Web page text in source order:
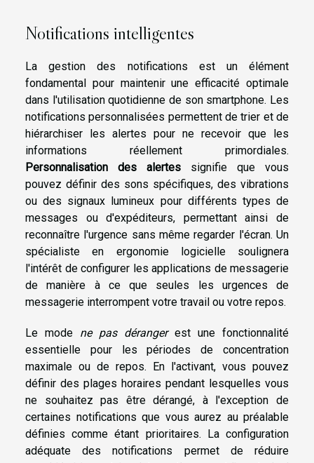
Notifications intelligentes
La gestion des notifications est un élément
fondamental pour maintenir une efficacité optimale
dans l'utilisation quotidienne de son smartphone. Les
notifications personnalisées permettent de trier et de
hiérarchiser les alertes pour ne recevoir que les
informations réellement primordiales.
Personnalisation des alertes signifie que vous
pouvez définir des sons spécifiques, des vibrations
ou des signaux lumineux pour différents types de
messages ou d'expéditeurs, permettant ainsi de
reconnaître l'urgence sans même regarder l'écran. Un
spécialiste en ergonomie logicielle soulignera
l'intérêt de configurer les applications de messagerie
de manière à ce que seules les urgences de
messagerie interrompent votre travail ou votre repos.
Le mode ne pas dérangerest une fonctionnalité
essentielle pour les périodes de concentration
maximale ou de repos. En l'activant, vous pouvez
définir des plages horaires pendant lesquelles vous
ne souhaitez pas être dérangé, à l'exception de
certaines notifications que vous aurez au préalable
définies comme étant prioritaires. La configuration
adéquate des notifications permet de réduire